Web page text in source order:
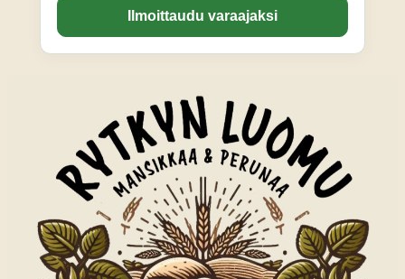
Ilmoittaudu varaajaksi